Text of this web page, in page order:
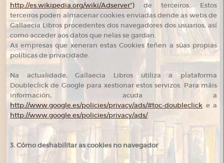
http://es.wikipedia.org/wiki/Adserver”)de terceiros. Estos
terceiros poden almacenar cookies enviadas dende as webs de
Gallaecia Libros procedentes dos navegadores dos usuarios, así
como acceder aos datos que nelas se gardan.
As empresas que xeneran estas Cookies teñen a súas propias
políticas de privacidade.
Na actualidade, Gallaecia Libros utiliza a plataforma
Doubleclick de Google para xestionar estos servizos. Para máis
información, acuda a
http://www.google.es/policies/privacy/ads/#toc-doubleclick e a
http://www.google.es/policies/privacy/ads/.
3. Cómo deshabilitar as cookies no navegador